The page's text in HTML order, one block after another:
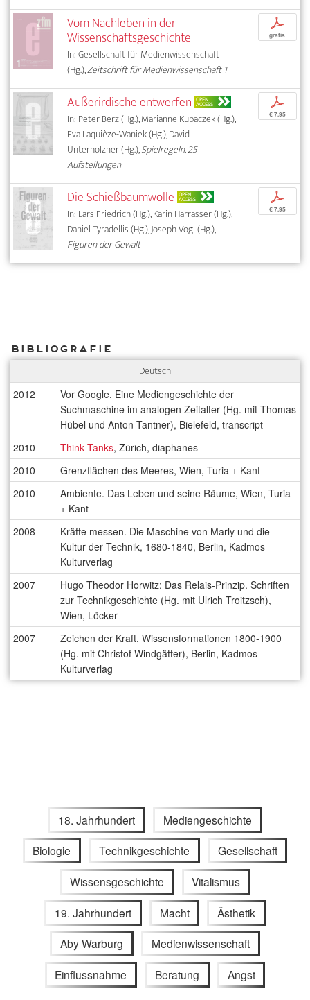
Vom Nachleben in der
Wissenschaftsgeschichte
In: Gesellschaft für Medienwissenschaft
(Hg.),Zeitschrift für Medienwissenschaft 1
p
gratis
Außerirdische entwerfen OPEN
ACCESS
In: Peter Berz (Hg.), Marianne Kubaczek (Hg.),
Eva Laquièze-Waniek (Hg.), David
Unterholzner (Hg.),Spielregeln. 25
Aufstellungen
p
€ 7,95
Die Schießbaumwolle OPEN
ACCESS
In: Lars Friedrich (Hg.), Karin Harrasser (Hg.),
Daniel Tyradellis (Hg.), Joseph Vogl (Hg.),
Figuren der Gewalt
p
€ 7,95
Bibliografie
Deutsch
2012
Vor Google. Eine Mediengeschichte der
Suchmaschine im analogen Zeitalter (Hg. mit Thomas
Hübel und Anton Tantner), Bielefeld, transcript
2010
Think Tanks, Zürich, diaphanes
2010
Grenzflächen des Meeres, Wien, Turia + Kant
2010
Ambiente. Das Leben und seine Räume, Wien, Turia
+ Kant
2008
Kräfte messen. Die Maschine von Marly und die
Kultur der Technik, 1680-1840, Berlin, Kadmos
Kulturverlag
2007
Hugo Theodor Horwitz: Das Relais-Prinzip. Schriften
zur Technikgeschichte (Hg. mit Ulrich Troitzsch),
Wien, Löcker
2007
Zeichen der Kraft. Wissensformationen 1800-1900
(Hg. mit Christof Windgätter), Berlin, Kadmos
Kulturverlag
18. Jahrhundert Mediengeschichte
Biologie Technikgeschichte Gesellschaft
Wissensgeschichte Vitalismus
19. Jahrhundert Macht Ästhetik
Aby Warburg Medienwissenschaft
Einflussnahme Beratung Angst